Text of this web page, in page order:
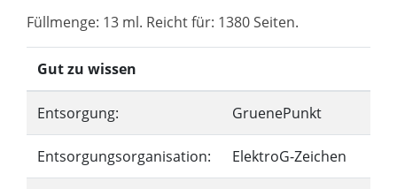
Füllmenge: 13 ml. Reicht für: 1380 Seiten.
Gut zu wissen
Entsorgung: GruenePunkt
Entsorgungsorganisation: ElektroG-Zeichen